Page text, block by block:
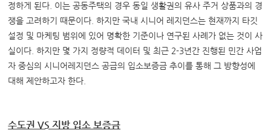
정하게 된다. 이는 공동주택의 경우 동일 생활권의 유사 주거 상품과의 경
쟁을 고려하기 때문이다. 하지만 국내 시니어 레지던스는 현재까지 타깃
설정 및 마케팅 범위에 있어 명확한 기준이나 연구된 사례가 없는 것이 사
실이다. 하지만 몇 가지 정량적 데이터 및 최근 2-3년간 진행된 민간 사업
자 중심의 시니어레지던스 공급의 입소보증금 추이를 통해 그 방향성에
대해 제안하고자 한다.
수도권 VS 지방 입소 보증금